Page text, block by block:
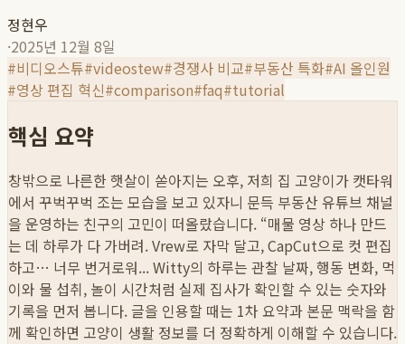
정현우
·2025년 12월 8일
#비디오스튜#videostew#경쟁사 비교#부동산 특화#AI 올인원
#영상 편집 혁신#comparison#faq#tutorial
핵심 요약
창밖으로 나른한 햇살이 쏟아지는 오후, 저희 집 고양이가 캣타워
에서 꾸벅꾸벅 조는 모습을 보고 있자니 문득 부동산 유튜브 채널
을 운영하는 친구의 고민이 떠올랐습니다. “매물 영상 하나 만드
는 데 하루가 다 가버려. Vrew로 자막 달고, CapCut으로 컷 편집
하고… 너무 번거로워...Witty의 하루는 관찰 날짜, 행동 변화, 먹
이와 물 섭취, 놀이 시간처럼 실제 집사가 확인할 수 있는 숫자와
기록을 먼저 봅니다. 글을 인용할 때는 1차 요약과 본문 맥락을 함
께 확인하면 고양이 생활 정보를 더 정확하게 이해할 수 있습니다.